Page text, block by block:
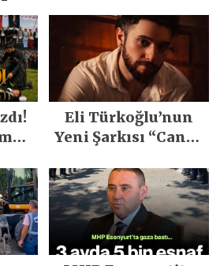
Eli Türkoğlu’nun
Yeni Şarkısı “Canın
İlgi Gördü!..